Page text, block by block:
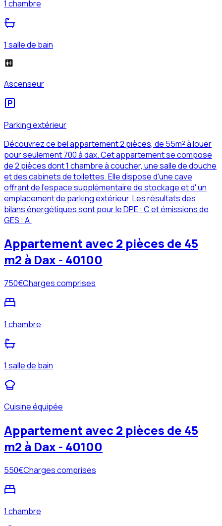
1 chambre
1 salle de bain
Ascenseur
Parking extérieur
Découvrez ce bel appartement 2 pièces, de 55m² à louer
pour seulement 700 à dax. Cet appartement se compose
de 2 pièces dont 1 chambre à coucher, une salle de douche
et des cabinets de toilettes. Elle dispose d'une cave
offrant de l'espace supplémentaire de stockage et d' un
emplacement de parking extérieur. Les résultats des
bilans énergétiques sont pour le DPE : C et émissions de
GES : A.
Appartement avec 2 pièces de 45
m2 à Dax - 40100
750€Charges comprises
1 chambre
1 salle de bain
Cuisine équipée
Appartement avec 2 pièces de 45
m2 à Dax - 40100
550€Charges comprises
1 chambre